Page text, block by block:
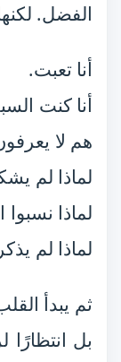
الفضل.
أنا تعبت.
أنا كنت
هم لا
لماذا لم
لماذا
لماذا لم
ثم يبدأ
بل انتظارًا